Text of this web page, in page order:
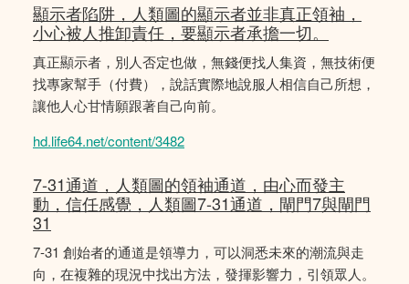
顯示者陷阱，人類圖的顯示者並非真正領袖，
小心被人推卸責任，要顯示者承擔一切。
真正顯示者，別人否定也做，無錢便找人集資，無技術便
找專家幫手（付費），說話實際地說服人相信自己所想，
讓他人心甘情願跟著自己向前。
hd.life64.net/content/3482
7-31通道，人類圖的領袖通道，由心而發主
動，信任感覺，人類圖7-31通道，閘門7與閘門
31
7-31 創始者的通道是領導力，可以洞悉未來的潮流與走
向，在複雜的現況中找出方法，發揮影響力，引領眾人。